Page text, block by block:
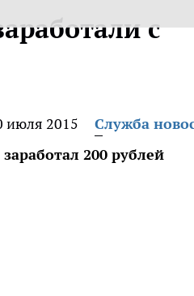
с
июля 2015
Служба
200 рублей